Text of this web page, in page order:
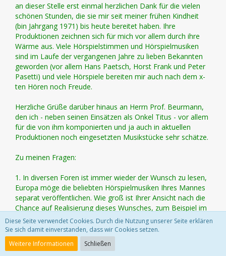
an dieser Stelle erst einmal herzlichen Dank für die vielen
schönen Stunden, die sie mir seit meiner frühen Kindheit
(bin Jahrgang 1971) bis heute bereitet haben. Ihre
Produktionen zeichnen sich für mich vor allem durch ihre
Wärme aus. Viele Hörspielstimmen und Hörspielmusiken
sind im Laufe der vergangenen Jahre zu lieben Bekannten
geworden (vor allem Hans Paetsch, Horst Frank und Peter
Pasetti) und viele Hörspiele bereiten mir auch nach dem x-
ten Hören noch Freude.
Herzliche Grüße darüber hinaus an Herrn Prof. Beurmann,
den ich - neben seinen Einsätzen als Onkel Titus - vor allem
für die von ihm komponierten und ja auch in aktuellen
Produktionen noch eingesetzten Musikstücke sehr schätze.
Zu meinen Fragen:
1. In diversen Foren ist immer wieder der Wunsch zu lesen,
Europa möge die beliebten Hörspielmusiken Ihres Mannes
separat veröffentlichen. Wie groß ist Ihrer Ansicht nach die
Chance auf Realisierung dieses Wunsches, zum Beispiel im
Rahmen der Originale (die ich übrigens ganz klasse finde)?
Der Wunsch nach den Hörspielmusiken ist auch schon oft
Diese Seite verwendet Cookies. Durch die Nutzung unserer Seite erklären
Sie sich damit einverstanden, dass wir Cookies setzen.
Weitere Informationen
Schließen